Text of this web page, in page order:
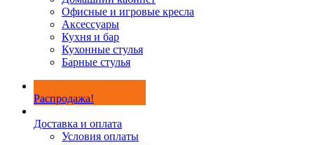
Офисные и игровые кресла
Аксессуары
Кухня и бар
Кухонные стулья
Барные стулья
Распродажа!
Доставка и оплата
Условия оплаты